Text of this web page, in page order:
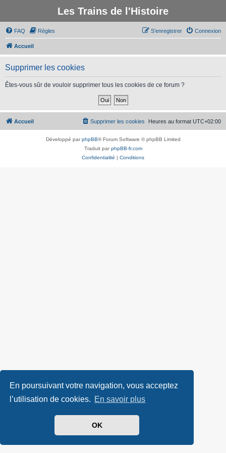
En poursuivant votre navigation, vous acceptez
l’utilisation de cookies. En savoir plus
OK
Les Trains de l'Histoire
FAQ Règles Connexion
S’enregistrer
Accueil
Supprimer les cookies
Êtes-vous sûr de vouloir supprimer tous les cookies de ce forum ?
Accueil Heures au format UTC+02:00
Supprimer les cookies
Développé parphpBB® Forum Software © phpBB Limited
Traduit parphpBB-fr.com
Confidentialité | Conditions